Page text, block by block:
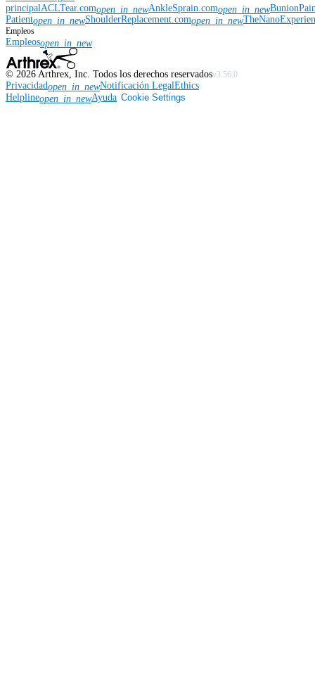
principalACLTear.comopen_in_newAnkleSprain.comopen_in_new
Patientopen_in_newShoulderReplacement.comopen_in_new
Empleos
Empleosopen_in_new
© 2026 Arthrex, Inc. Todos los derechos reservadosv3.56.0
Privacidadopen_in_newNotificación LegalEthics
Helplineopen_in_newAyuda Cookie Settings